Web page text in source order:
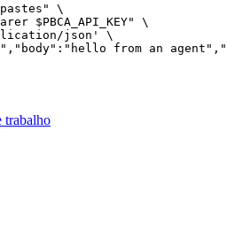
\
$PBCA_API_KEY" \
json' \
from an
trabalho